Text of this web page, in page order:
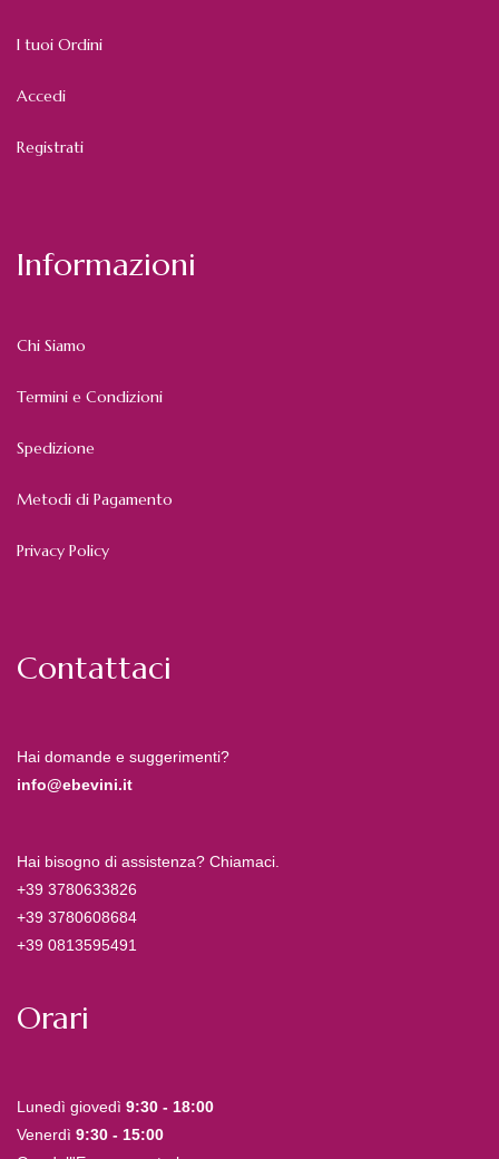
I tuoi Ordini
Accedi
Registrati
Informazioni
Chi Siamo
Termini e Condizioni
Spedizione
Metodi di Pagamento
Privacy Policy
Contattaci
Hai domande e suggerimenti?
info@ebevini.it
Hai bisogno di assistenza? Chiamaci.
+39 3780633826
+39 3780608684
+39 0813595491
Orari
Lunedì giovedì 9:30 - 18:00
Venerdì 9:30 - 15:00